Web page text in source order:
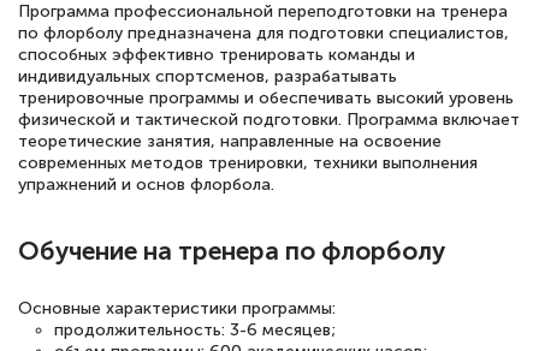
Знаток города 5 уровня
18 марта 2026
Выражаю благодарность за курс
повышения квалификации "Эксперт ЕГЭ по
русскому языку и литературе". Много
подготовиться к тестированию. Это
статьи. Времени на подготовку
Программа профессиональной переподготовки на тренера
по флорболу предназначена для подготовки специалистов,
способных эффективно тренировать команды и
индивидуальных спортсменов, разрабатывать
тренировочные программы и обеспечивать высокий уровень
физической и тактической подготовки. Программа включает
теоретические занятия, направленные на освоение
современных методов тренировки, техники выполнения
упражнений и основ флорбола.
Обучение на тренера по флорболу
Основные характеристики программы:
продолжительность: 3-6 месяцев;